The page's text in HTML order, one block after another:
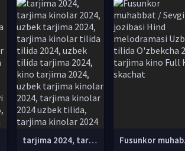
tarjima 2024, tarjima kinolar 2024, uzbek tarjima 2024, tarjima kinolar tilida tilida 2024, uzbek tilida tarjima 2024, kino tarjima 2024, uzbek tarjima kinolar 2024, tarjima kinolar 2024 uzbek tilida, tarjima kinolar 2024 o zbek, tarjima kinolar 2024